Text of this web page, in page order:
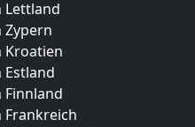
Lettland
Zypern
Kroatien
Estland
Finnland
Frankreich